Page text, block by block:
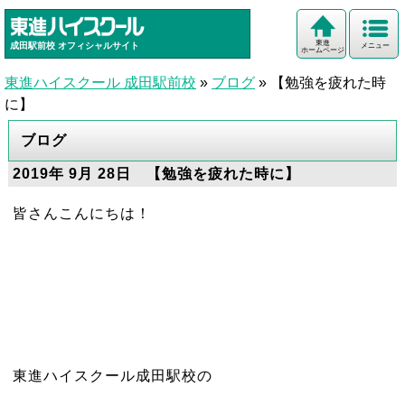
成田駅前校 オフィシャルサイト メニュー
東進
ホームページ
東進ハイスクール 成田駅前校 » ブログ »
【勉強を疲れた時
に】
ブログ
2019年 9月 28日 【勉強を疲れた時に】
皆さんこんにちは！
東進ハイスクール成田駅校の